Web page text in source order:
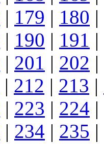
| 179 | 180 |
| 190 | 191 |
| 201 | 202 |
| 212 | 213 |
| 223 | 224 |
| 234 | 235 |